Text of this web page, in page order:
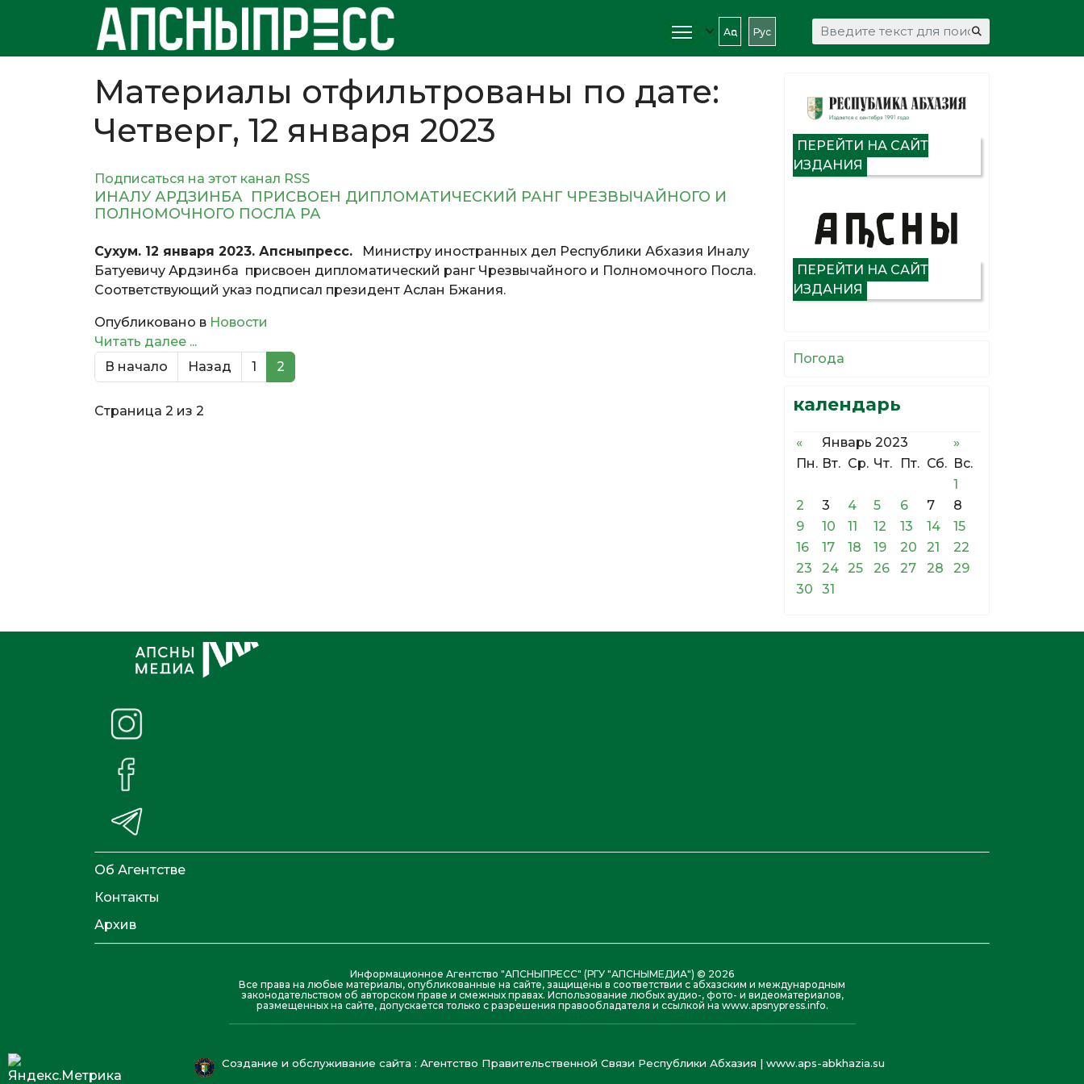
Аԥс Рус Искать...
Материалы отфильтрованы по дате:
Четверг, 12 января 2023
Подписаться на этот канал RSS
ИНАЛУ АРДЗИНБА ПРИСВОЕН ДИПЛОМАТИЧЕСКИЙ РАНГ ЧРЕЗВЫЧАЙНОГО И
ПОЛНОМОЧНОГО ПОСЛА РА
Сухум. 12 января 2023. Апсныпресс. Министру иностранных дел Республики Абхазия Иналу
Батуевичу Ардзинба присвоен дипломатический ранг Чрезвычайного и Полномочного Посла.
Соответствующий указ подписал президент Аслан Бжания.
Опубликовано в Новости
Читать далее ...
В начало
Назад 1 2
Страница 2 из 2
ПЕРЕЙТИ НА САЙТ
ИЗДАНИЯ
ПЕРЕЙТИ НА САЙТ
ИЗДАНИЯ
Погода
календарь
« Январь 2023
»
Пн. Вт. Ср. Чт. Пт. Сб. Вс.
1
2
3 4 5 6 7
8
9
10 11 12 13 14
15
16
17 18 19 20 21
22
23
24 25 26 27 28
29
30
31
Об Агентстве
Контакты
Архив
Информационное Агентство "АПСНЫПРЕСС" (РГУ "АПСНЫМЕДИА") © 2026
Все права на любые материалы, опубликованные на сайте, защищены в соответствии с абхазским и международным
законодательством об авторском праве и смежных правах. Использование любых аудио-, фото- и видеоматериалов,
размещенных на сайте, допускается только с разрешения правообладателя и ссылкой на www.apsnypress.info.
Создание и обслуживание сайта : Агентство Правительственной Связи Республики Абхазия | www.aps-abkhazia.su